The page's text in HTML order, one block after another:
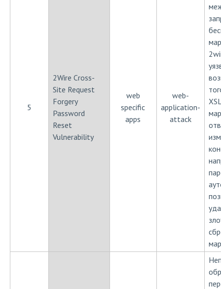
5
2Wire Cross-
Site Request
Forgery
Password
Reset
Vulnerability
web
specific
apps
web-
application-
attack